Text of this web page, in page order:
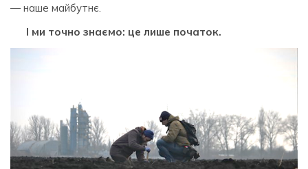
— наше майбутнє.
І ми точно знаємо: це лише початок.